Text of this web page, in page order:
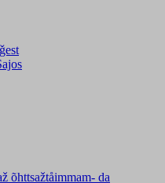
õhttsažtåimmam- da